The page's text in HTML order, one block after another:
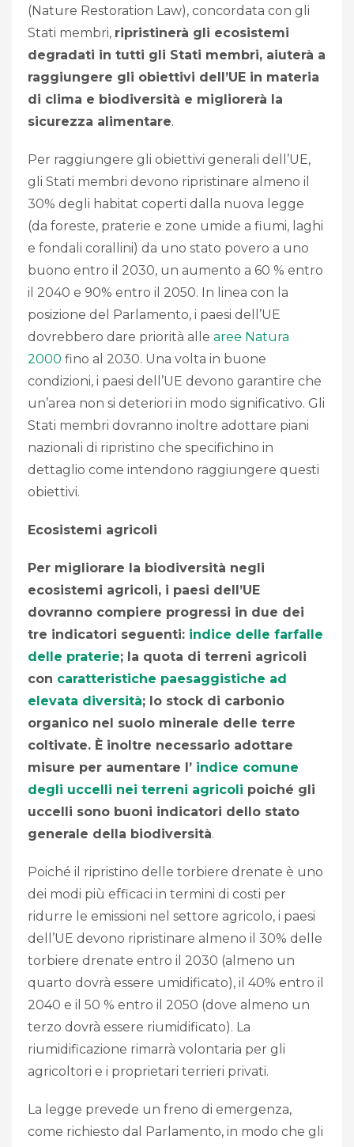
(Nature Restoration Law), concordata con gli
Stati membri, ripristinerà gli ecosistemi
degradati in tutti gli Stati membri, aiuterà a
raggiungere gli obiettivi dell’UE in materia
di clima e biodiversità e migliorerà la
sicurezza alimentare.
Per raggiungere gli obiettivi generali dell’UE,
gli Stati membri devono ripristinare almeno il
30% degli habitat coperti dalla nuova legge
(da foreste, praterie e zone umide a fiumi, laghi
e fondali corallini) da uno stato povero a uno
buono entro il 2030, un aumento a 60 % entro
il 2040 e 90% entro il 2050. In linea con la
posizione del Parlamento, i paesi dell’UE
dovrebbero dare priorità alle aree Natura
2000 fino al 2030. Una volta in buone
condizioni, i paesi dell’UE devono garantire che
un’area non si deteriori in modo significativo. Gli
Stati membri dovranno inoltre adottare piani
nazionali di ripristino che specifichino in
dettaglio come intendono raggiungere questi
obiettivi.
Ecosistemi agricoli
Per migliorare la biodiversità negli
ecosistemi agricoli, i paesi dell’UE
dovranno compiere progressi in due dei
tre indicatori seguenti: indice delle farfalle
delle praterie; la quota di terreni agricoli
con caratteristiche paesaggistiche ad
elevata diversità; lo stock di carbonio
organico nel suolo minerale delle terre
coltivate. È inoltre necessario adottare
misure per aumentare l’ indice comune
degli uccelli nei terreni agricoli poiché gli
uccelli sono buoni indicatori dello stato
generale della biodiversità.
Poiché il ripristino delle torbiere drenate è uno
dei modi più efficaci in termini di costi per
ridurre le emissioni nel settore agricolo, i paesi
dell’UE devono ripristinare almeno il 30% delle
torbiere drenate entro il 2030 (almeno un
quarto dovrà essere umidificato), il 40% entro il
2040 e il 50 % entro il 2050 (dove almeno un
terzo dovrà essere riumidificato). La
riumidificazione rimarrà volontaria per gli
agricoltori e i proprietari terrieri privati.
La legge prevede un freno di emergenza,
come richiesto dal Parlamento, in modo che gli